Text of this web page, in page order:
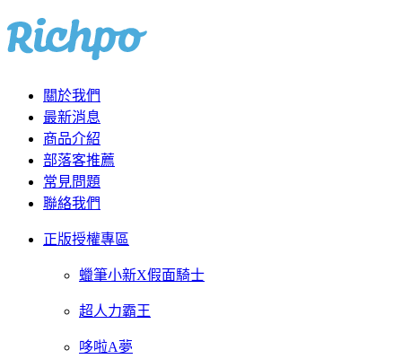
關於我們
最新消息
商品介紹
部落客推薦
常見問題
聯絡我們
正版授權專區
蠟筆小新X假面騎士
超人力霸王
哆啦A夢